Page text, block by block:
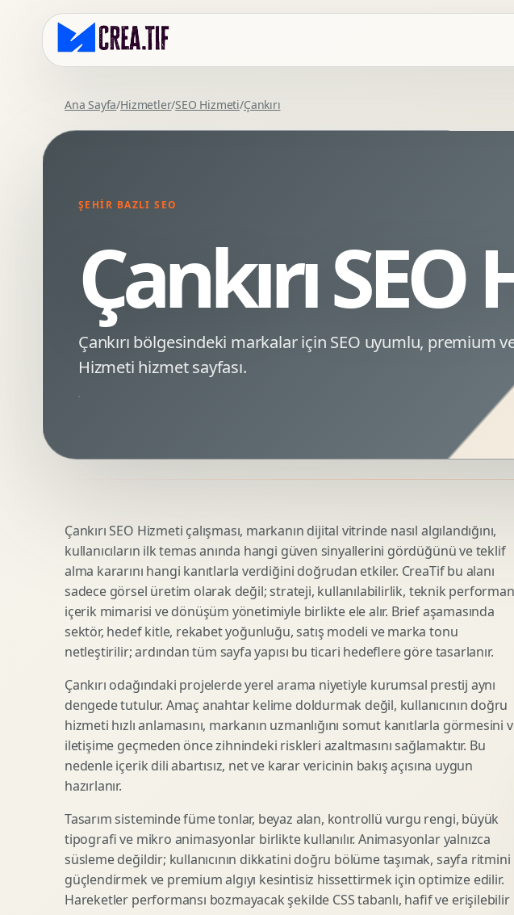
Kurumsal Web Tasarim
SEO Uyumlu Web Tasarim
Webflow Web Tasarim
Framer Web Tasarim
Kurumsal Site Yenileme
Dashboard UI Tasarimi
Conversion UX Optimizasyonu
Kurumsal Dokuman
Ofis Ici Gorsel Kimlik
Kurumsal Katalog
Minimal Logo Tasarimi
Premium Logo Tasarimi
Logo Revizyonu
Kurumsal Logo Yenileme
Google Ads Reklam Tasarimi
Remarketing Kreatifleri
Sosyal Medya Kreatif
Reels Kapak Tasarimi
Topluluk Yonetimi
Influencer Kampanya
Uluslararasi SEO
SEO Icerik Stratejisi
Schema Markup Optimizasyonu
Urun Gorsellestirme
3D Reklam Gorseli
Cgi Kampanya Gorseli
3D Karakter Tasarimi
3D Stand Tasarimi
3D Sosyal Medya Gorseli
3D Lansman Filmi
3D Urun Modelleme
Mimari 3D Gorsellestirme
Endustriyel Modelleme
Low Poly Modelleme
High Poly Modelleme
3D Render Alma
Teknik Modelleme
Premium Ambalaj Tasarimi
Etiket Tasarimi
Kutu Tasarimi
Raf Gorunurlugu
Afis Tasarimi
Brosur Tasarimi
Sosyal Medya Gorsel Tasarimi
Sunum Tasarimi
Marka Stratejisi
Marka Konumlandirma
Isimlendirme
Rekabet Analizi
Ana Sayfa/Hizmetler/SEO Hizmeti/Çankırı
ŞEHIR BAZLI SEO
Çankırı
Çankırı bölgesindeki markalar için SEO uyumlu, premium
Hizmeti hizmet sayfası.
Çankırı SEO Hizmeti çalışması, markanın dijital vitrinde nasıl algılandığını,
kullanıcıların ilk temas anında hangi güven sinyallerini gördüğünü ve teklif
alma kararını hangi kanıtlarla verdiğini doğrudan etkiler. CreaTif bu alanı
sadece görsel üretim olarak değil; strateji, kullanılabilirlik, teknik
içerik mimarisi ve dönüşüm yönetimiyle birlikte ele alır. Brief aşamasında
sektör, hedef kitle, rekabet yoğunluğu, satış modeli ve marka tonu
netleştirilir; ardından tüm sayfa yapısı bu ticari hedeflere göre tasarlanır.
Çankırı odağındaki projelerde yerel arama niyetiyle kurumsal prestij aynı
dengede tutulur. Amaç anahtar kelime doldurmak değil, kullanıcının doğru
hizmeti hızlı anlamasını, markanın uzmanlığını somut kanıtlarla görmesini
iletişime geçmeden önce zihnindeki riskleri azaltmasını sağlamaktır. Bu
nedenle içerik dili abartısız, net ve karar vericinin bakış açısına uygun
hazırlanır.
Tasarım sisteminde füme tonlar, beyaz alan, kontrollü vurgu rengi, büyük
tipografi ve mikro animasyonlar birlikte kullanılır. Animasyonlar yalnızca
süsleme değildir; kullanıcının dikkatini doğru bölüme taşımak, sayfa ritmini
güçlendirmek ve premium algıyı kesintisiz hissettirmek için optimize edilir.
Hareketler performansı bozmayacak şekilde CSS tabanlı, hafif ve erişilebilir